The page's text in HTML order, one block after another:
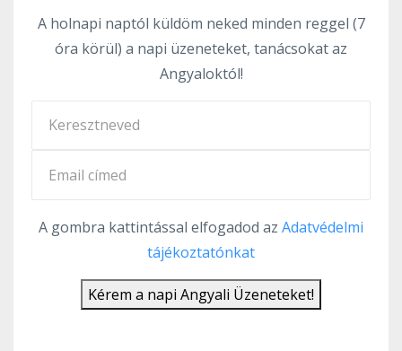
A holnapi naptól küldöm neked minden reggel (7
óra körül) a napi üzeneteket, tanácsokat az
Angyaloktól!
A gombra kattintással elfogadod az Adatvédelmi
tájékoztatónkat
Kérem a napi Angyali Üzeneteket!